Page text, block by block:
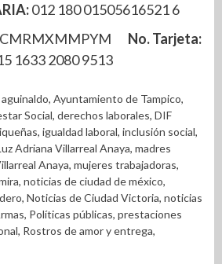
012 180 01505616521 6
No. Tarjeta:
1633 2080 9513
aguinaldo, Ayuntamiento de Tampico,
Social, derechos laborales, DIF
, igualdad laboral, inclusión social,
Adriana Villarreal Anaya, madres
Anaya, mujeres trabajadoras,
, noticias de ciudad de méxico,
, Noticias de Ciudad Victoria, noticias
, Políticas públicas, prestaciones
, Rostros de amor y entrega,